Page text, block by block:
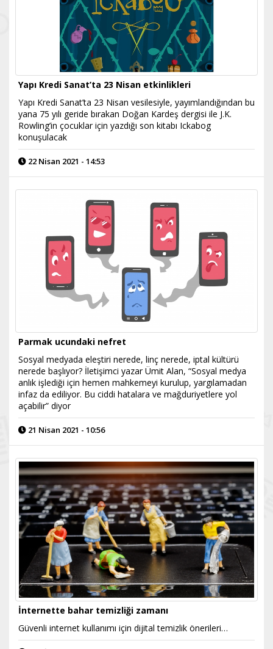
Yapı Kredi Sanat’ta 23 Nisan etkinlikleri
Yapı Kredi Sanat’ta 23 Nisan vesilesiyle, yayımlandığından bu
yana 75 yılı geride bırakan Doğan Kardeş dergisi ile J.K.
Rowling’in çocuklar için yazdığı son kitabı Ickabog
konuşulacak
22 Nisan 2021 - 14:53
Parmak ucundaki nefret
Sosyal medyada eleştiri nerede, linç nerede, iptal kültürü
nerede başlıyor? İletişimci yazar Ümit Alan, “Sosyal medya
anlık işlediği için hemen mahkemeyi kurulup, yargılamadan
infaz da ediliyor. Bu ciddi hatalara ve mağduriyetlere yol
açabilir” diyor
21 Nisan 2021 - 10:56
İnternette bahar temizliği zamanı
Güvenli internet kullanımı için dijital temizlik önerileri…